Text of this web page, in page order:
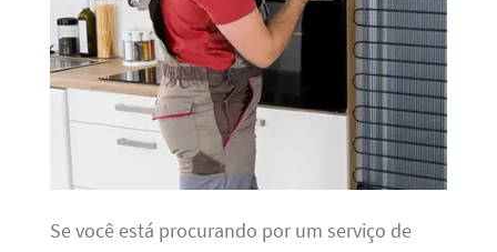
Se você está procurando por um serviço de